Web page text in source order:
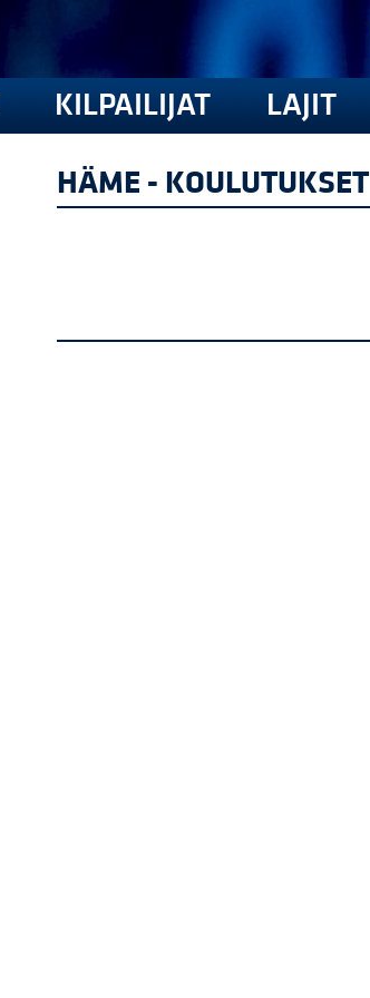
KILPAILIJAT LAJIT
HÄME - KOULUTUKSET